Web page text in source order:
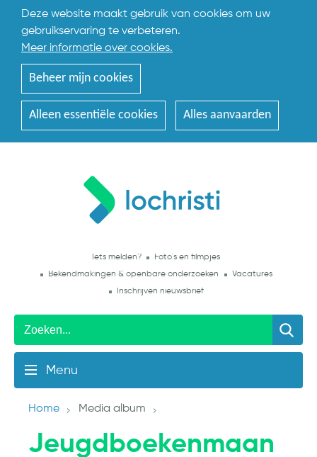
Deze website maakt gebruik van cookies om uw
gebruikservaring te verbeteren.
Meer informatie over cookies.
Beheer mijn cookies
Alleen essentiële cookies Alles aanvaarden
Iets melden?
Foto's en filmpjes
Bekendmakingen & openbare onderzoeken
Vacatures
Inschrijven nieuwsbrief
Menu
Home Media album
Jeugdboekenmaan